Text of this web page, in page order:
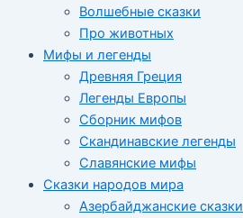
Волшебные сказки
Про животных
Мифы и легенды
Древняя Греция
Легенды Европы
Сборник мифов
Скандинавские легенды
Славянские мифы
Сказки народов мира
Азербайджанские сказки